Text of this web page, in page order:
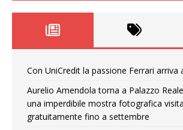
Con UniCredit la passione Ferrari arriva
Aurelio Amendola torna a Palazzo
una imperdibile mostra fotografica
gratuitamente fino a settembre